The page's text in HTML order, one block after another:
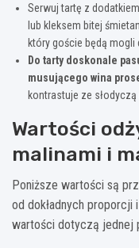
Serwuj tartę z
lub kleksem bitej
który goście będą mogli
Do tarty doskonale
musującego wina
kontrastuje ze słodyczą
Wartości
malinami i
Poniższe wartości są
od dokładnych proporcji
wartości dotyczą jednej